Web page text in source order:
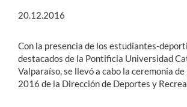
20.12.2016
Con la presencia de los estudiantes-
destacados de la Pontificia Universidad
Valparaíso, se llevó a cabo la ceremonia
2016 de la Dirección de Deportes y